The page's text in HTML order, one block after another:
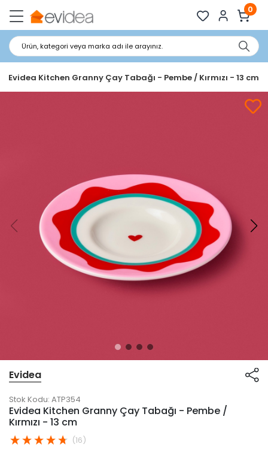
0
Ürün, kategori veya marka adı ile arayınız.
Evidea Kitchen Granny Çay Tabağı - Pembe / Kırmızı - 13 cm
Evidea
Stok Kodu: ATP354
Evidea Kitchen Granny Çay Tabağı - Pembe /
Kırmızı - 13 cm
(16)